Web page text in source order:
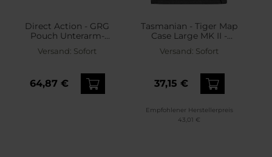
Direct Action - GRG
Pouch Unterarm-
Kartentasche - Coyote
Brown
Versand: Sofort
64,87 €
Tasmanian - Tiger Map
Case Large MK II -
Kartentasche - Black
Versand: Sofort
37,15 €
Empfohlener Herstellerpreis
43,01 €